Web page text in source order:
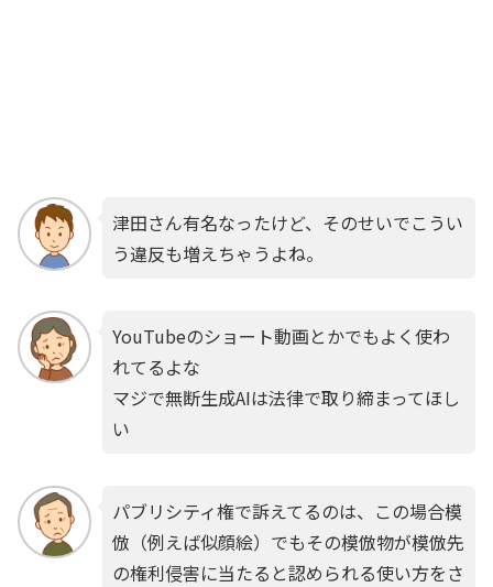
津田さん有名なったけど、そのせいでこうい
う違反も増えちゃうよね。
YouTubeのショート動画とかでもよく使わ
れてるよな
マジで無断生成AIは法律で取り締まってほし
い
パブリシティ権で訴えてるのは、この場合模
倣（例えば似顔絵）でもその模倣物が模倣先
の権利侵害に当たると認められる使い方をさ